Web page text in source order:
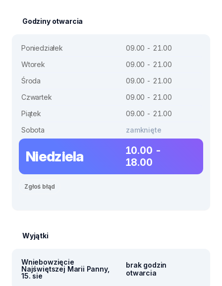
Godziny otwarcia
Poniedziałek
09.00 - 21.00
Wtorek
09.00 - 21.00
Środa
09.00 - 21.00
Czwartek
09.00 - 21.00
Piątek
09.00 - 21.00
Sobota
zamknięte
Niedziela
10.00 -
18.00
Zgłoś błąd
Wyjątki
Wniebowzięcie
Najświętszej Marii Panny,
15. sie
brak godzin
otwarcia